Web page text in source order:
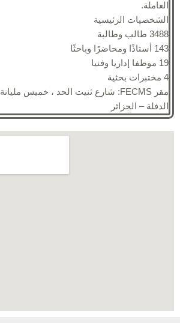
العاملة.
الشخصيات الرئيسية
3488 طالب وطالبة
143 أستاذًا ومحاضرًا وباحثًا
19 موظفا إداريا وفنيا
4 مختبرات بحثية
الدفلة – الجزائر